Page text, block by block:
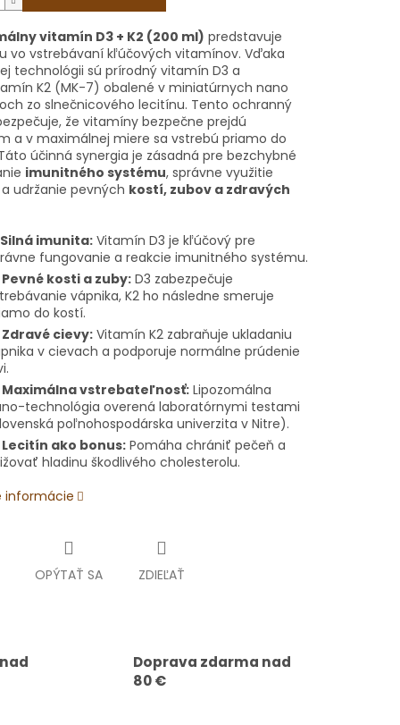
vitamín D3 + K2 (200 ml) predstavuje
vo vstrebávaní kľúčových vitamínov. Vďaka
technológii sú prírodný vitamín D3 a
K2 (MK-7) obalené v miniatúrnych nano
zo slnečnicového lecitínu. Tento ochranný
že vitamíny bezpečne prejdú
a v maximálnej miere sa vstrebú priamo do
účinná synergia je zásadná pre bezchybné
imunitného systému, správne využitie
udržanie pevných kostí, zubov a zdravých
Silná imunita:Vitamín D3 je kľúčový pre
fungovanie a reakcie imunitného systému.
Pevné kosti a zuby:D3 zabezpečuje
vápnika, K2 ho následne smeruje
do kostí.
Zdravé cievy:Vitamín K2 zabraňuje ukladaniu
v cievach a podporuje normálne prúdenie
Maximálna vstrebateľnosť:Lipozomálna
technológia overená laboratórnymi testami
poľnohospodárska univerzita v Nitre).
Lecitín ako bonus:Pomáha chrániť pečeň a
hladinu škodlivého cholesterolu.
informácie
OPÝTAŤ SA ZDIEĽAŤ
Doprava zdarma nad
80 €